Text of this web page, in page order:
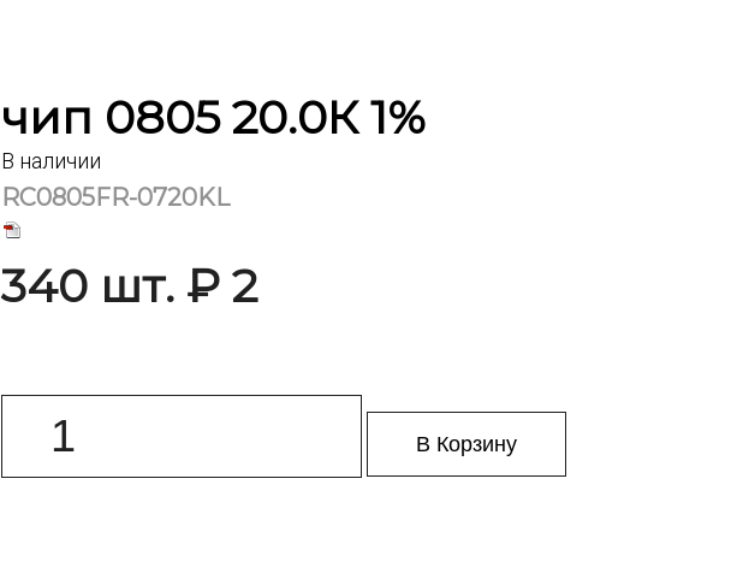
чип 0805 20.0К 1%
В наличии
RC0805FR-0720KL
340 шт. ₽ 2
В Корзину